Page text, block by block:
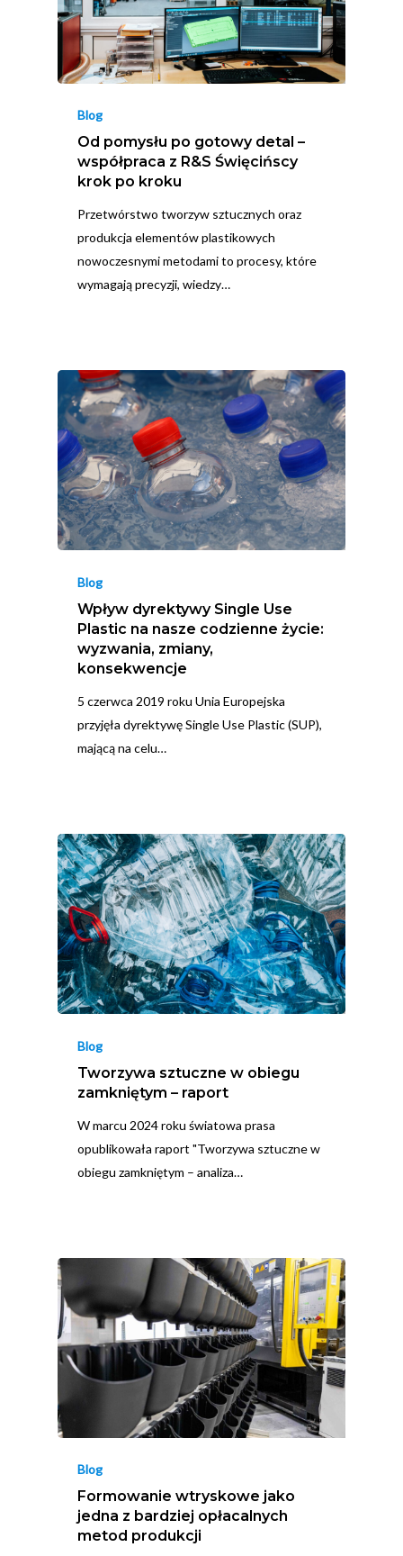
Blog
Od pomysłu po gotowy detal –
współpraca z R&S Święcińscy
krok po kroku
Przetwórstwo tworzyw sztucznych oraz
produkcja elementów plastikowych
nowoczesnymi metodami to procesy, które
wymagają precyzji, wiedzy…
Blog
Wpływ dyrektywy Single Use
Plastic na nasze codzienne życie:
wyzwania, zmiany,
konsekwencje
5 czerwca 2019 roku Unia Europejska
przyjęła dyrektywę Single Use Plastic (SUP),
mającą na celu…
Blog
Tworzywa sztuczne w obiegu
zamkniętym – raport
W marcu 2024 roku światowa prasa
opublikowała raport "Tworzywa sztuczne w
obiegu zamkniętym – analiza…
Blog
Formowanie wtryskowe jako
jedna z bardziej opłacalnych
metod produkcji